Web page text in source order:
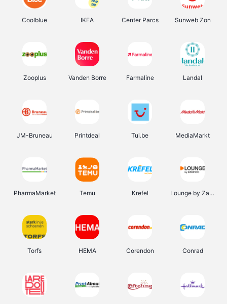
Coolblue IKEA Center Parcs Sunweb Zon
Zooplus Vanden Borre Farmaline Landal
JM-Bruneau Printdeal Tui.be MediaMarkt
PharmaMarket Temu Krefel Lounge by Zalando
Torfs HEMA Corendon Conrad